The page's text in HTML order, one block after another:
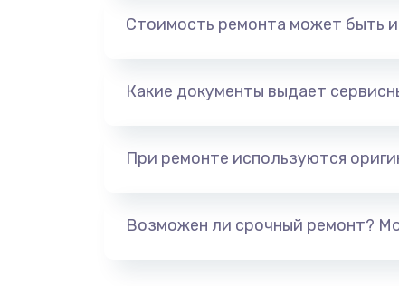
Стоимость ремонта может быть
Какие документы выдает
При ремонте используются
Возможен ли срочный ремонт?